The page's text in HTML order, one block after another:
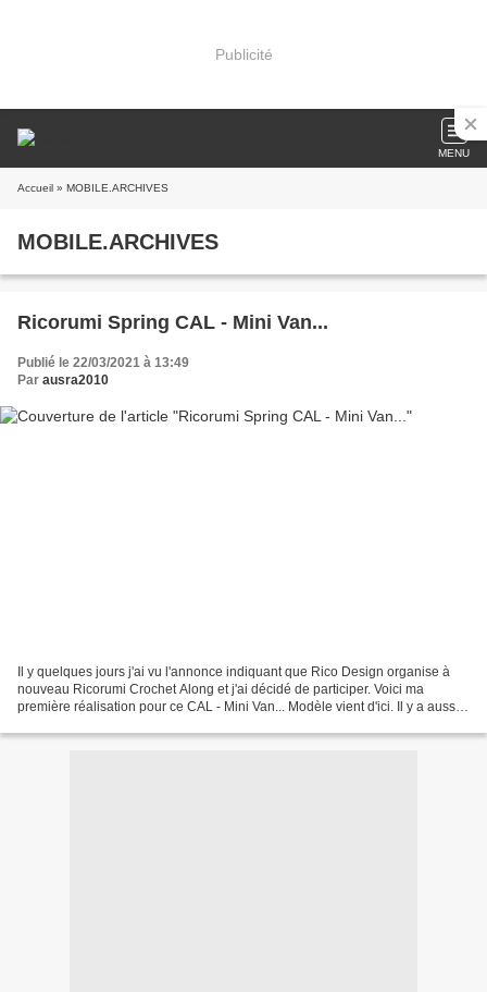
Publicité
MENU
Accueil » MOBILE.ARCHIVES
MOBILE.ARCHIVES
Ricorumi Spring CAL - Mini Van...
Publié le 22/03/2021 à 13:49
Par ausra2010
Il y quelques jours j'ai vu l'annonce indiquant que Rico Design organise à
nouveau Ricorumi Crochet Along et j'ai décidé de participer. Voici ma
première réalisation pour ce CAL - Mini Van... Modèle vient d'ici. Il y a aussi